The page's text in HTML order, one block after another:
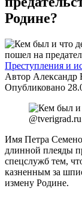
Родине?
Преступления и
Автор Александр
Опубликовано
@tverigrad.ru
Имя Петра
длинной плеяды
спецслужб тем,
казненным за
измену Родине.